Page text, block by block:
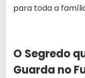
para toda a
O Segredo
Guarda no